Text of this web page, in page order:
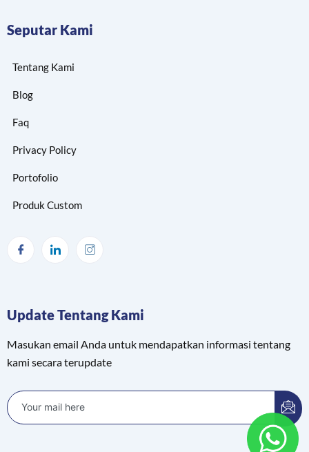
Seputar Kami
Tentang Kami
Blog
Faq
Privacy Policy
Portofolio
Produk Custom
Update Tentang Kami
Masukan email Anda untuk mendapatkan informasi tentang
kami secara terupdate